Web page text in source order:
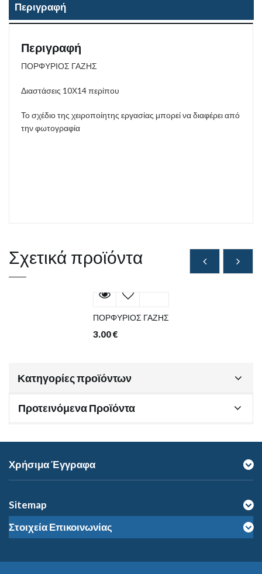
Περιγραφή
Περιγραφή
ΠΟΡΦΥΡΙΟΣ ΓΑΖΗΣ
Διαστάσεις 10Χ14 περίπου
Το σχέδιο της χειροποίητης εργασίας μπορεί να διαφέρει από
την φωτογραφία
Σχετικά προϊόντα
ΠΟΡΦΥΡΙΟΣ ΓΑΖΗΣ
3.00€
Κατηγορίες προϊόντων
Προτεινόμενα Προϊόντα
Χρήσιμα Έγγραφα
Sitemap
Στοιχεία Επικοινωνίας